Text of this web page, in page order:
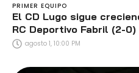
PRIMER EQUIPO
El CD Lugo sigue
RC Deportivo Fabril (2-0)
agosto 1, 10:00 PM